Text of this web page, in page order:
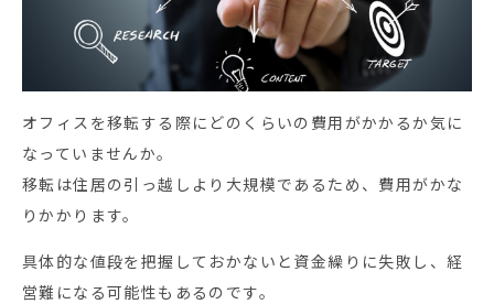
オフィスを移転する際にどのくらいの費用がかかるか気に
なっていませんか。
移転は住居の引っ越しより大規模であるため、費用がかな
りかかります。
具体的な値段を把握しておかないと資金繰りに失敗し、経
営難になる可能性もあるのです。